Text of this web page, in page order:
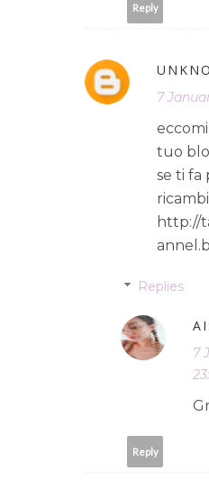
Reply
7
tuo
se ti fa
http://
Replies
7
Reply